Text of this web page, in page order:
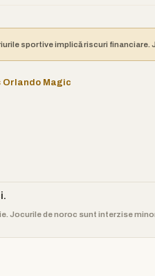
sportive implică riscuri financiare.
Orlando Magic
Jocurile de noroc sunt interzise